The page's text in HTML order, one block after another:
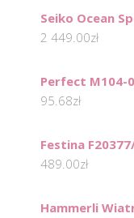
Seiko Ocean
2 449.00zł
Perfect M104-
95.68zł
Festina
489.00zł
Hammerli